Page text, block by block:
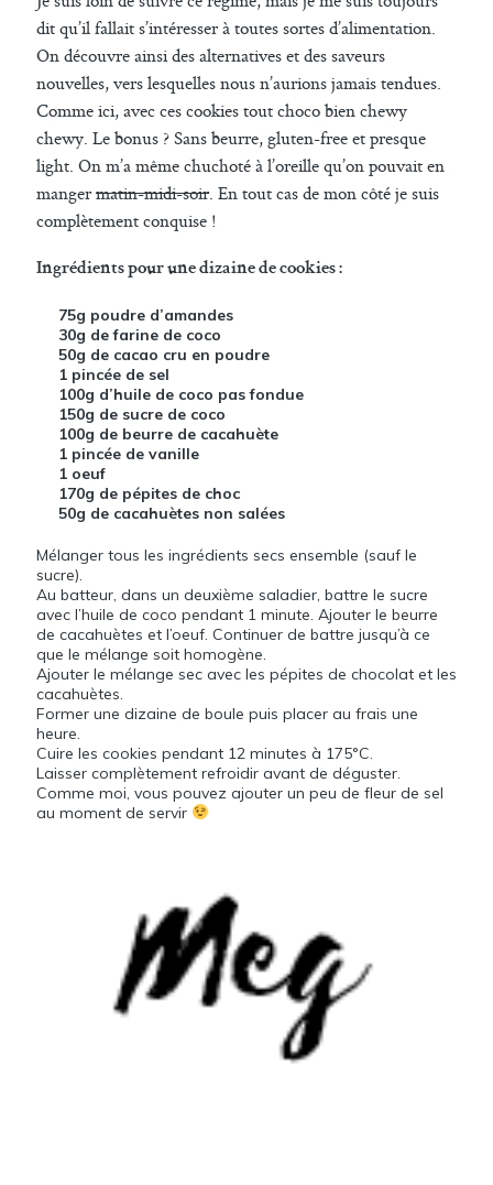
dit qu’il fallait s’intéresser à toutes sortes d’alimentation.
On découvre ainsi des alternatives et des saveurs
nouvelles, vers lesquelles nous n’aurions jamais tendues.
Comme ici, avec ces cookies tout choco bien chewy
chewy. Le bonus ? Sans beurre, gluten-free et presque
light. On m’a même chuchoté à l’oreille qu’on pouvait en
mangermatin-midi-soir. En tout cas de mon côté je suis
complètement conquise !
Ingrédients pour une dizaine de cookies :
75g poudre d’amandes
30g de farine de coco
50g de cacao cru en poudre
1 pincée de sel
100g d’huile de coco pas fondue
150g de sucre de coco
100g de beurre de cacahuète
1 pincée de vanille
1 oeuf
170g de pépites de choc
50g de cacahuètes non salées
Mélanger tous les ingrédients secs ensemble (sauf le
sucre).
Au batteur, dans un deuxième saladier, battre le sucre
avec l’huile de coco pendant 1 minute. Ajouter le beurre
de cacahuètes et l’oeuf. Continuer de battre jusqu’à ce
que le mélange soit homogène.
Ajouter le mélange sec avec les pépites de chocolat et les
cacahuètes.
Former une dizaine de boule puis placer au frais une
heure.
Cuire les cookies pendant 12 minutes à 175°C.
Laisser complètement refroidir avant de déguster.
Comme moi, vous pouvez ajouter un peu de fleur de sel
au moment de servir